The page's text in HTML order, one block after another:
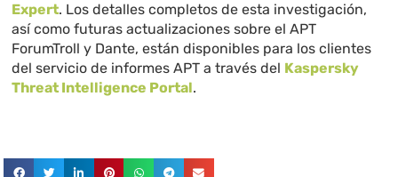
Expert. Los detalles completos de esta investigación,
así como futuras actualizaciones sobre el APT
ForumTroll y Dante, están disponibles para los clientes
del servicio de informes APT a través del Kaspersky
Threat Intelligence Portal.